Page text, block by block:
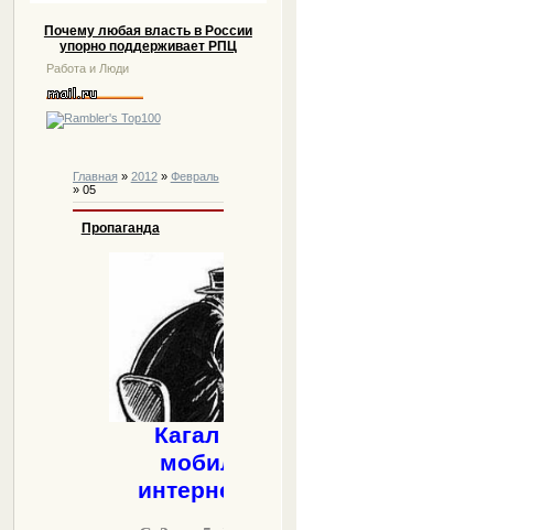
Почему любая власть в России
упорно поддерживает РПЦ
Работа и Люди
Главная» 2012 » Февраль
» 05
Пропаганда
Кагал объявил
мобилизацию
интернет-бойцов!